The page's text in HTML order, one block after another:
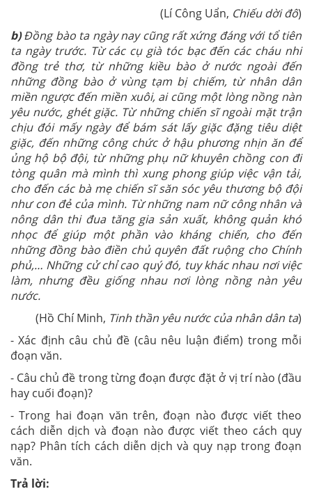
(Lí Công Uẩn, Chiếu dời đô)
b)Đồng bào ta ngày nay cũng rất xứng đáng với tổ tiên
ta ngày trước. Từ các cụ già tóc bạc đến các cháu nhi
đồng trẻ thơ, từ những kiều bào ở nước ngoài đến
những đồng bào ở vùng tạm bị chiếm, từ nhân dân
miền ngược đến miền xuôi, ai cũng một lòng nồng nàn
yêu nước, ghét giặc. Từ những chiến sĩ ngoài mặt trận
chịu đói mấy ngày để bám sát lấy giặc đặng tiêu diệt
giặc, đến những công chức ở hậu phương nhịn ăn để
ủng hộ bộ đội, từ những phụ nữ khuyên chồng con đi
tòng quân mà mình thì xung phong giúp việc vận tải,
cho đến các bà mẹ chiến sĩ săn sóc yêu thương bộ đội
như con đẻ của mình. Từ những nam nữ công nhân và
nông dân thi đua tăng gia sản xuất, không quản khó
nhọc để giúp một phần vào kháng chiến, cho đến
những đồng bào điền chủ quyên đất ruộng cho Chính
phủ,… Những cử chỉ cao quý đó, tuy khác nhau nơi việc
làm, nhưng đều giống nhau nơi lòng nồng nàn yêu
nước.
(Hồ Chí Minh, Tinh thần yêu nước của nhân dân ta)
- Xác định câu chủ đề (câu nêu luận điểm) trong mỗi
đoạn văn.
- Câu chủ đề trong từng đoạn được đặt ở vị trí nào (đầu
hay cuối đoạn)?
- Trong hai đoạn văn trên, đoạn nào được viết theo
cách diễn dịch và đoạn nào được viết theo cách quy
nạp? Phân tích cách diễn dịch và quy nạp trong đoạn
văn.
Trả lời: